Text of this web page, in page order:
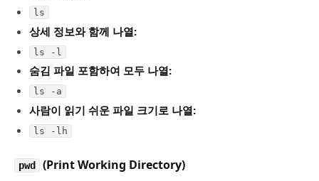
ls
상세 정보와 함께 나열:
ls -l
숨김 파일 포함하여 모두 나열:
ls -a
사람이 읽기 쉬운 파일 크기로 나열:
ls -lh
pwd (Print Working Directory)